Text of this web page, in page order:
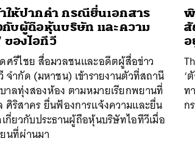
ให้ปากคำ กรณียื่นเอกสาร
กับผู้ถือหุ้นบริษัท และความ
ของไอทีวี
ศรีไชย สื่อมวลชนและอดีตผู้สื่อข่าว
จำกัด (มหาชน) เข้ารายงานตัวที่สถานี
าลทุ่งสองห้อง ตามหมายเรียกพยานที่
ริสาคร ยื่นฟ้องการแจ้งความและยื่น
เกี่ยวกับประธานผู้ถือหุ้นบริษัทไอทีวีเมื่อ
นที่ผ่านมา
พิ
สั
อ
‘
ท
ก
TWEET LINE EMAIL